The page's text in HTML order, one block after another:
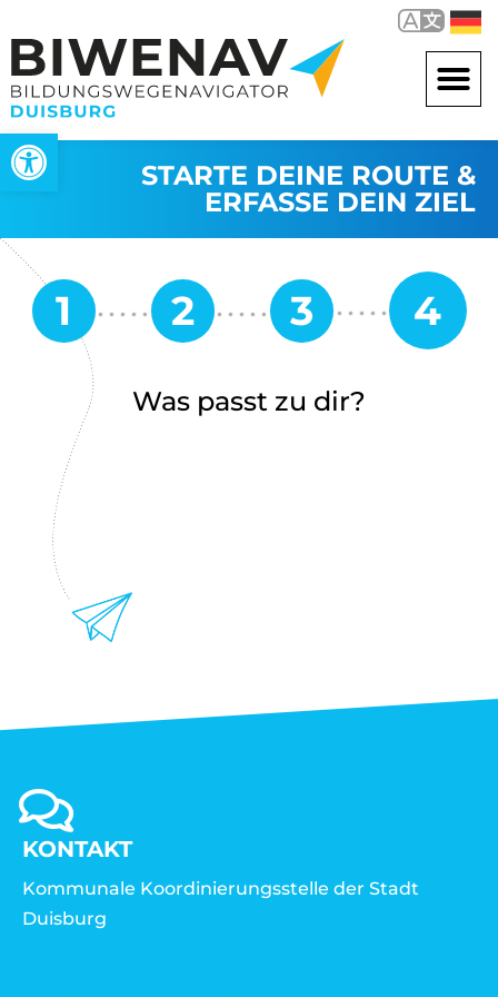
Werkzeugleiste öffnen
STARTE DEINE ROUTE &
ERFASSE DEIN ZIEL
Was passt zu dir?
KONTAKT
Kommunale Koordinierungsstelle der Stadt
Duisburg